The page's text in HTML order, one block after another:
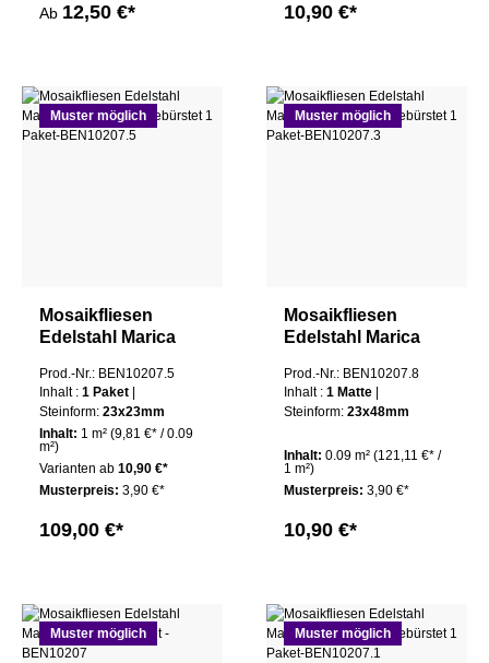
Ab 12,50 €* 10,90 €*
Muster möglich
Mosaikfliesen
Edelstahl Marica
Gebürstet 1 Paket
Prod.-Nr.: BEN10207.5
Inhalt : 1 Paket
Steinform: 23x23mm
Inhalt: 1 m² (9,81 €* / 0.09
m²)
Varianten ab 10,90 €*
Musterpreis: 3,90 €*
109,00 €*
Muster möglich
Mosaikfliesen
Edelstahl Marica
Gebürstet 1 Matte
Prod.-Nr.: BEN10207.8
Inhalt : 1 Matte
Steinform: 23x48mm
Inhalt: 0.09 m² (121,11 €* /
1 m²)
Musterpreis: 3,90 €*
10,90 €*
Muster möglich Muster möglich